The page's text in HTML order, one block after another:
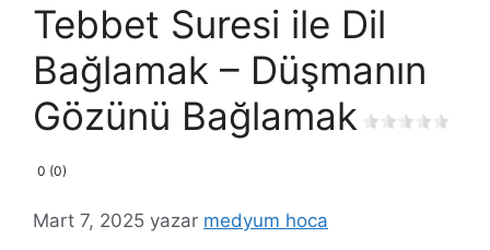
Tebbet Suresi ile Dil
Bağlamak – Düşmanın
Gözünü Bağlamak
0 (0)
Mart 7, 2025 yazar medyum hoca